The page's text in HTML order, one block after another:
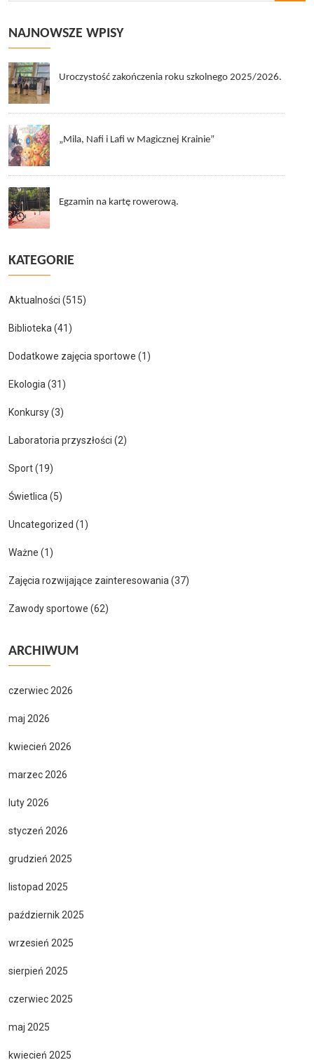
NAJNOWSZE WPISY
Uroczystość zakończenia roku szkolnego 2025/2026.
„Mila, Nafi i Lafi w Magicznej Krainie”
Egzamin na kartę rowerową.
KATEGORIE
Aktualności (515)
Biblioteka(41)
Dodatkowe zajęcia sportowe (1)
Ekologia(31)
Konkursy(3)
Laboratoria przyszłości (2)
Sport(19)
Świetlica(5)
Uncategorized (1)
Ważne (1)
Zajęcia rozwijające zainteresowania(37)
Zawody sportowe (62)
ARCHIWUM
czerwiec 2026
maj 2026
kwiecień 2026
marzec 2026
luty 2026
styczeń 2026
grudzień 2025
listopad 2025
październik 2025
wrzesień 2025
sierpień 2025
czerwiec 2025
maj 2025
kwiecień 2025